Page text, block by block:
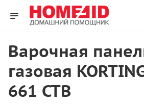
Варочная
газовая
661 CTB